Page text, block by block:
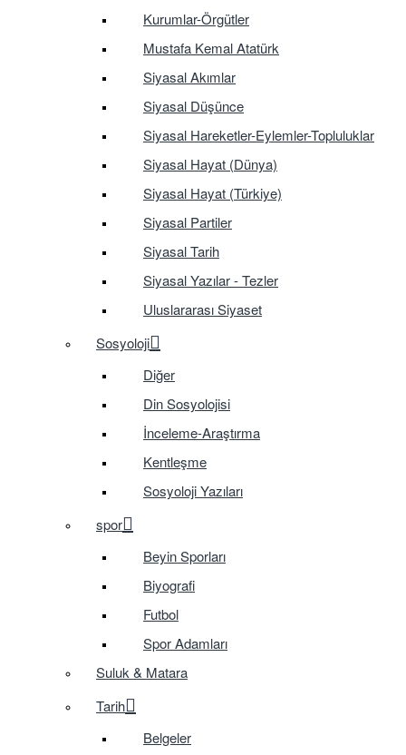
Kurumlar-Örgütler
Mustafa Kemal Atatürk
Siyasal Akımlar
Siyasal Düşünce
Siyasal Hareketler-Eylemler-Topluluklar
Siyasal Hayat (Dünya)
Siyasal Hayat (Türkiye)
Siyasal Partiler
Siyasal Tarih
Siyasal Yazılar - Tezler
Uluslararası Siyaset
Sosyoloji
Diğer
Din Sosyolojisi
İnceleme-Araştırma
Kentleşme
Sosyoloji Yazıları
spor
Beyin Sporları
Biyografi
Futbol
Spor Adamları
Suluk & Matara
Tarih
Belgeler